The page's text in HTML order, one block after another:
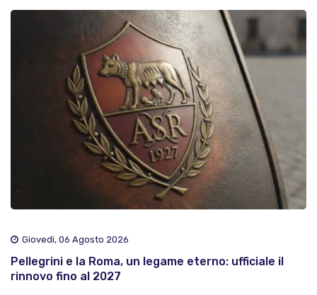
Giovedì, 06 Agosto 2026
Pellegrini e la Roma, un legame eterno: ufficiale il
rinnovo fino al 2027